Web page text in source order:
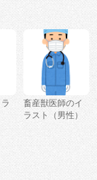
畜産獣医師のイ
ラスト（男性）